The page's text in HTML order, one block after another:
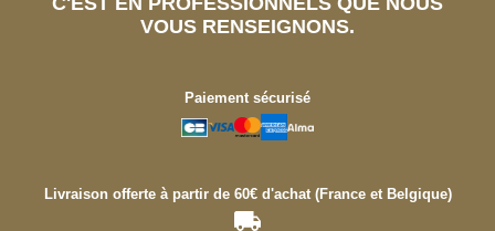
VOUS RENSEIGNONS.
Paiement sécurisé
Livraison offerte à partir de 60€ d'achat (France et Belgique)